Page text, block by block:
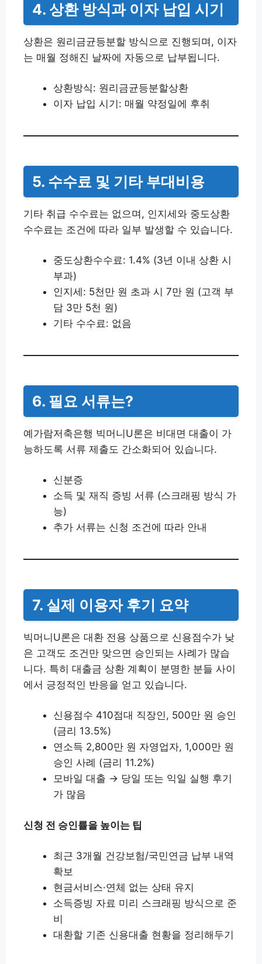
4. 상환 방식과 이자 납입 시기
상환은 원리금균등분할 방식으로 진행되며, 이자
는 매월 정해진 날짜에 자동으로 납부됩니다.
상환방식: 원리금균등분할상환
이자 납입 시기: 매월 약정일에 후취
5. 수수료 및 기타 부대비용
기타 취급 수수료는 없으며, 인지세와 중도상환
수수료는 조건에 따라 일부 발생할 수 있습니다.
중도상환수수료: 1.4% (3년 이내 상환 시
부과)
인지세: 5천만 원 초과 시 7만 원 (고객 부
담 3만 5천 원)
기타 수수료: 없음
6. 필요 서류는?
예가람저축은행 빅머니U론은 비대면 대출이 가
능하도록 서류 제출도 간소화되어 있습니다.
신분증
소득 및 재직 증빙 서류 (스크래핑 방식 가
능)
추가 서류는 신청 조건에 따라 안내
7. 실제 이용자 후기 요약
빅머니U론은 대환 전용 상품으로 신용점수가 낮
은 고객도 조건만 맞으면 승인되는 사례가 많습
니다. 특히 대출금 상환 계획이 분명한 분들 사이
에서 긍정적인 반응을 얻고 있습니다.
신용점수 410점대 직장인, 500만 원 승인
(금리 13.5%)
연소득 2,800만 원 자영업자, 1,000만 원
승인 사례 (금리 11.2%)
모바일 대출 → 당일 또는 익일 실행 후기
가 많음
신청 전 승인률을 높이는 팁
최근 3개월 건강보험/국민연금 납부 내역
확보
현금서비스·연체 없는 상태 유지
소득증빙 자료 미리 스크래핑 방식으로 준
비
대환할 기존 신용대출 현황을 정리해두기